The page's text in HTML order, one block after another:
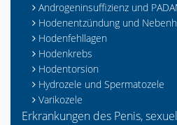
Androgeninsuffizienz und
Hodenentzündung und
Hodenfehllagen
Hodenkrebs
Hodentorsion
Hydrozele und Spermatozele
Varikozele
Erkrankungen des Penis,